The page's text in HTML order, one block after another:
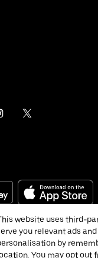
इंक.
website uses third-
you relevant ads
by
You may opt out